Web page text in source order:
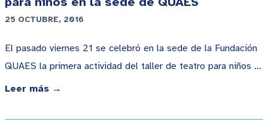
25 OCTUBRE, 2016
El pasado viernes 21 se celebró en la sede de la Fundación
QUAES la primera actividad del taller de teatro para niños …
Leer más →